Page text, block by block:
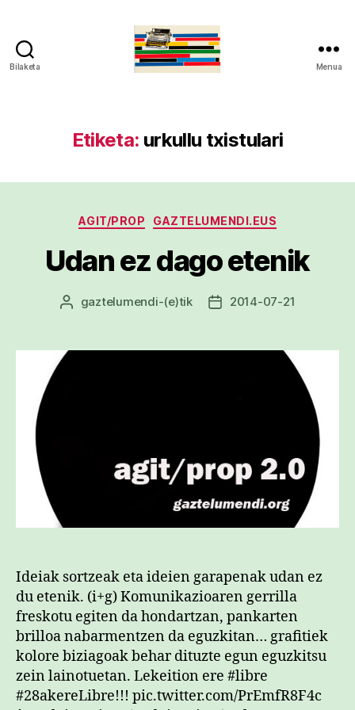
Bilaketa Menua
Etiketa: urkullu txistulari
Kategoriak
AGIT/PROP GAZTELUMENDI.EUS
Udan ez dago etenik
Argitalpenaren
gaztelumendi-(e)tik
Argitalpenaren
2014-07-21
Ideiak sortzeak eta ideien garapenak udan ez
du etenik. (i+g) Komunikazioaren gerrilla
freskotu egiten da hondartzan, pankarten
brilloa nabarmentzen da eguzkitan… grafitiek
kolore biziagoak behar dituzte egun eguzkitsu
zein lainotuetan. Lekeition ere #libre
#28akereLibre!!! pic.twitter.com/PrEmfR8F4c